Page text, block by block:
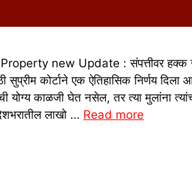
new Update : संपत्तीवर हक्क
कोर्टाने एक ऐतिहासिक निर्णय दिला
काळजी घेत नसेल, तर त्या मुलांना
लाखो … Read more